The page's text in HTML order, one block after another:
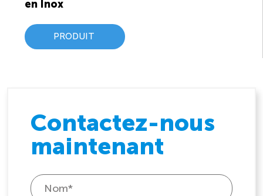
en Inox
PRODUIT
Contactez-nous
maintenant